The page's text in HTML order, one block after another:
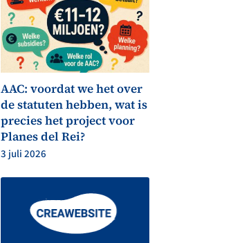
AAC: voordat we het over
de statuten hebben, wat is
precies het project voor
Planes del Rei?
3 juli 2026